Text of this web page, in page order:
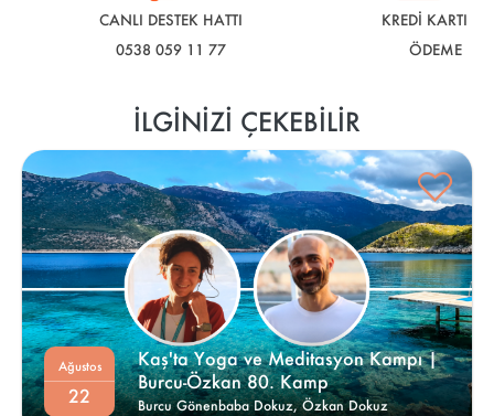
CANLI DESTEK HATTI
0538 059 11 77
KREDİ KARTI İLE
ÖDEME
İLGINIZI ÇEKEBILIR
Kaş'ta Yoga ve Meditasyon Kampı |
Burcu-Özkan 80. Kamp
Ağustos
22 Burcu Gönenbaba Dokuz,Özkan Dokuz